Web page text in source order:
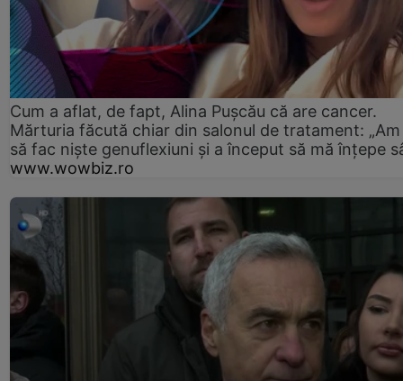
Cum a aflat, de fapt, Alina Pușcău că are cancer.
Mărturia făcută chiar din salonul de tratament:
să fac niște genuflexiuni și a început să mă înțepe
www.wowbiz.ro